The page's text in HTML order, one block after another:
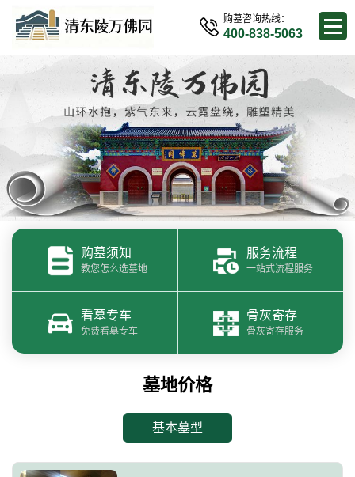
购墓咨询热线：
400-838-5063
购墓须知
教您怎么选墓地
服务流程
一站式流程服务
看墓专车
免费看墓专车
骨灰寄存
骨灰寄存服务
墓地价格
基本墓型